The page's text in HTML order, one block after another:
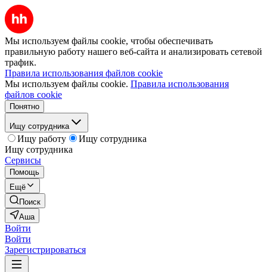
Мы используем файлы cookie, чтобы обеспечивать
правильную работу нашего веб-сайта и анализировать сетевой
трафик.
Правила использования файлов cookie
Мы используем файлы cookie. Правила использования
файлов cookie
Понятно
Ищу сотрудника
Ищу работу
Ищу сотрудника
Ищу сотрудника
Сервисы
Помощь
Ещё
Поиск
Аша
Войти
Войти
Зарегистрироваться